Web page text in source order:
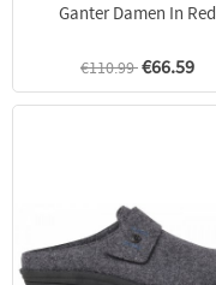
Ganter Damen In Red
€110.99€66.59